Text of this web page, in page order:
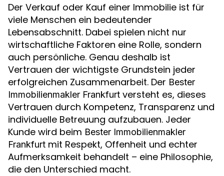
Der Verkauf oder Kauf einer Immobilie ist für
viele Menschen ein bedeutender
Lebensabschnitt. Dabei spielen nicht nur
wirtschaftliche Faktoren eine Rolle, sondern
auch persönliche. Genau deshalb ist
Vertrauen der wichtigste Grundstein jeder
erfolgreichen Zusammenarbeit. Der Bester
Immobilienmakler Frankfurt versteht es, dieses
Vertrauen durch Kompetenz, Transparenz und
individuelle Betreuung aufzubauen. Jeder
Kunde wird beim Bester Immobilienmakler
Frankfurt mit Respekt, Offenheit und echter
Aufmerksamkeit behandelt – eine Philosophie,
die den Unterschied macht.